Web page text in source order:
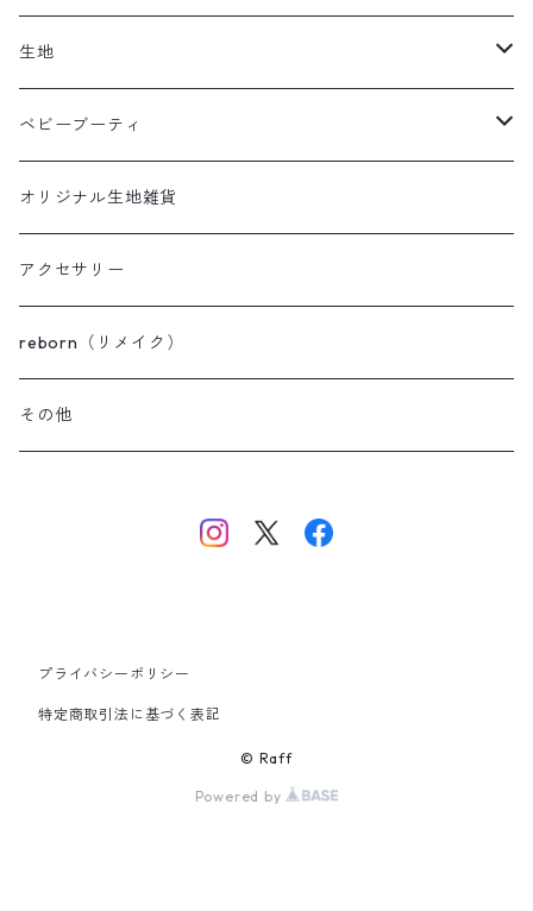
生地
クロスチェック柄
ポップ
スモーキー
ベビーブーティ
パイルベビーブーティ
ボアベビーブーティ
セレモニーベビーブーティ
オリジナル生地雑貨
アクセサリー
reborn（リメイク）
その他
プライバシーポリシー
特定商取引法に基づく表記
© Raff
Powered by